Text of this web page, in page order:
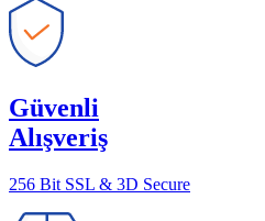
Güvenli
Alışveriş
256 Bit SSL & 3D Secure